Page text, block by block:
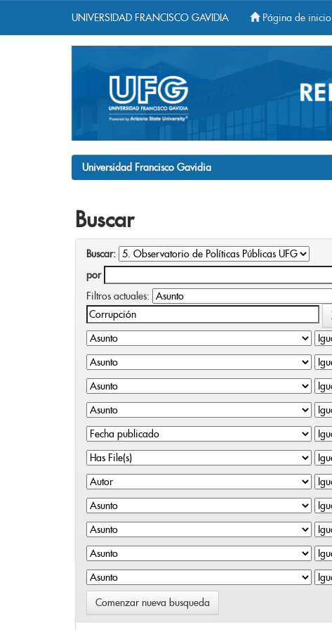
UNIVERSIDAD FRANCISCO GAVIDIA Página de inicio
Universidad Francisco Gavidia
Buscar
Buscar:
por
Filtros actuales:
Comenzar nueva busqueda